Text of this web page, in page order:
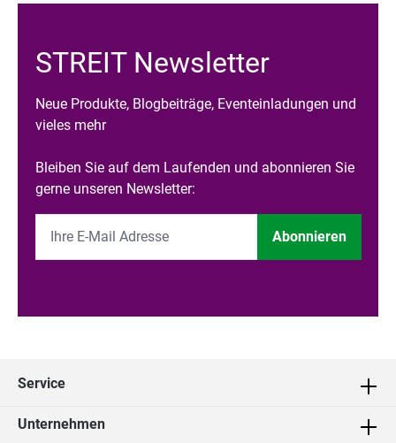
STREIT Newsletter
Neue Produkte, Blogbeiträge, Eventeinladungen und
vieles mehr
Bleiben Sie auf dem Laufenden und abonnieren Sie
gerne unseren Newsletter:
Abonnieren
Service
Unternehmen